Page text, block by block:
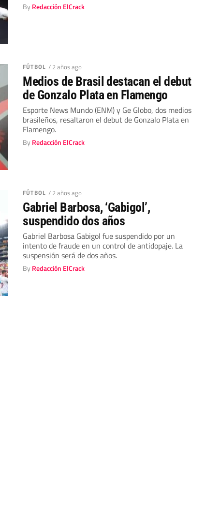
ByRedacción ElCrack
FÚTBOL / 2 años ago
Medios de Brasil destacan el debut
de Gonzalo Plata en Flamengo
Esporte News Mundo (ENM) y Ge Globo, dos medios
brasileños, resaltaron el debut de Gonzalo Plata en
Flamengo.
ByRedacción ElCrack
FÚTBOL / 2 años ago
Gabriel Barbosa, ‘Gabigol’,
suspendido dos años
Gabriel Barbosa Gabigol fue suspendido por un
intento de fraude en un control de antidopaje. La
suspensión será de dos años.
ByRedacción ElCrack